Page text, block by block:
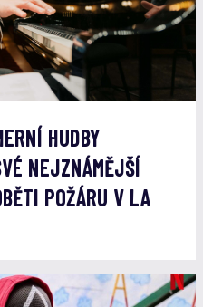
HUDBY
NEJZNÁMĚJŠÍ
POŽÁRU V LA